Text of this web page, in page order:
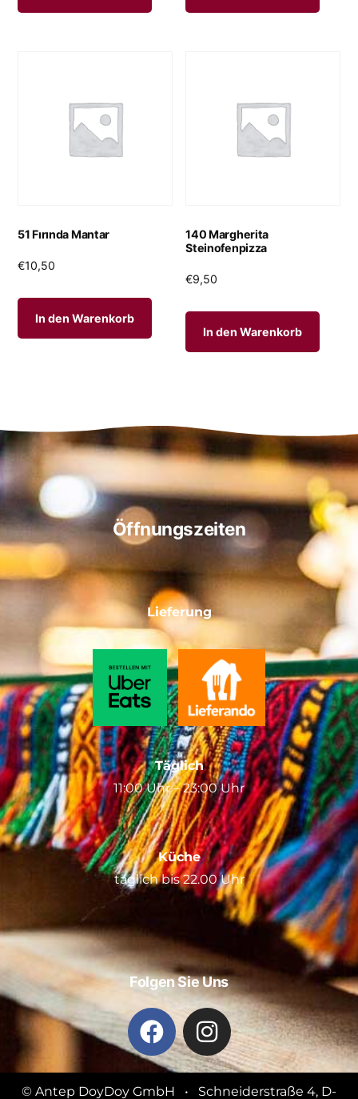
51 Fırında Mantar
€10,50
In den Warenkorb
140 Margherita
Steinofenpizza
€9,50
In den Warenkorb
Öffnungszeiten
Lieferung
Täglich
11:00 Uhr – 23:00 Uhr
Küche
täglich bis 22.00 Uhr
Folgen Sie Uns
© Antep DoyDoy GmbH • Schneiderstraße 4, D-